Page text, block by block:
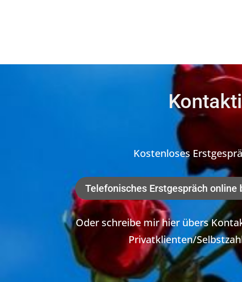
Kostenloses
Telefonisches Erstgespräch online
Oder schreibe mir hier übers
Privatklienten/